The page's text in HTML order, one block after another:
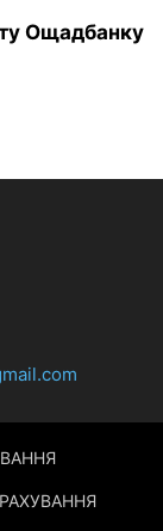
Ощадбанку